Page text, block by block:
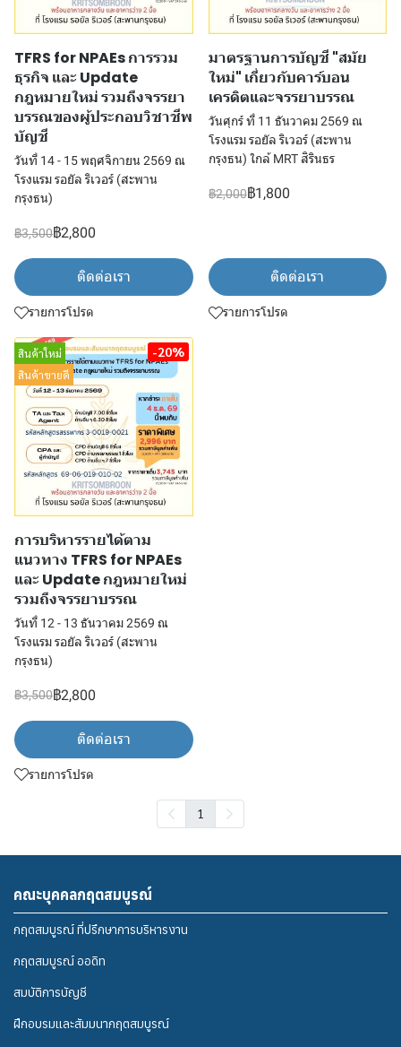
TFRS for NPAEs การรวม
ธุรกิจ และ Update
กฎหมายใหม่ รวมถึงจรรยา
บรรณของผู้ประกอบวิชาชีพ
บัญชี
วันที่ 14 - 15 พฤศจิกายน 2569 ณ
โรงแรม รอยัล ริเวอร์ (สะพาน
กรุงธน)
฿3,500฿2,800
ติดต่อเรา
รายการโปรด
มาตรฐานการบัญชี "สมัย
ใหม่" เกี่ยวกับคาร์บอน
เครดิตและจรรยาบรรณ
วันศุกร์ ที่ 11 ธันวาคม 2569 ณ
โรงแรม รอยัล ริเวอร์ (สะพาน
กรุงธน) ใกล้ MRT สิรินธร
฿2,000฿1,800
ติดต่อเรา
รายการโปรด
สินค้าใหม่
สินค้าขายดี
-20%
การบริหารรายได้ตาม
แนวทาง TFRS for NPAEs
และ Update กฎหมายใหม่
รวมถึงจรรยาบรรณ
วันที่ 12 - 13 ธันวาคม 2569 ณ
โรงแรม รอยัล ริเวอร์ (สะพาน
กรุงธน)
฿3,500฿2,800
ติดต่อเรา
รายการโปรด
1
คณะบุคคลกฤตสมบูรณ์
กฤตสมบูรณ์ ที่ปรึกษาการบริหารงาน
กฤตสมบูรณ์ ออดิท
สมบัติการบัญชี
ฝึกอบรมและสัมมนากฤตสมบูรณ์